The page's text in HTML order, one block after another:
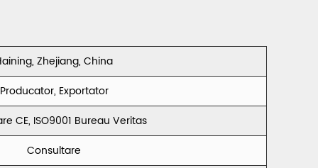
Zhejiang, China
Producator, Exportator
CE, ISO9001 Bureau Veritas
Consultare